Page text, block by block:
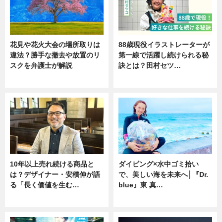
花見や花火大会の場所取りは
違法？勝手な撤去や放置のリ
スクを弁護士が解説
88歳現役イラストレーターが
第一線で活躍し続けられる秘
訣とは？田村セツ…
10年以上売れ続ける商品と
は？デザイナー・安積伸が語
る「長く価値を生む…
ダイビング×水中ゴミ拾い
で、美しい海を未来へ│『Dr.
blue』東 真…